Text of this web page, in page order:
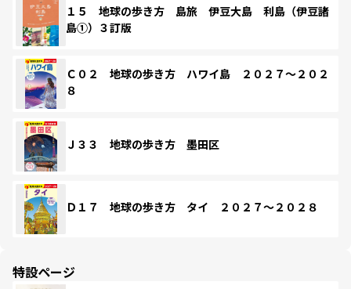
１５ 地球の歩き方 島旅 伊豆大島 利島（伊豆諸
島①）３訂版
Ｃ０２ 地球の歩き方 ハワイ島 ２０２７～２０２
８
Ｊ３３ 地球の歩き方 墨田区
Ｄ１７ 地球の歩き方 タイ ２０２７～２０２８
特設ページ